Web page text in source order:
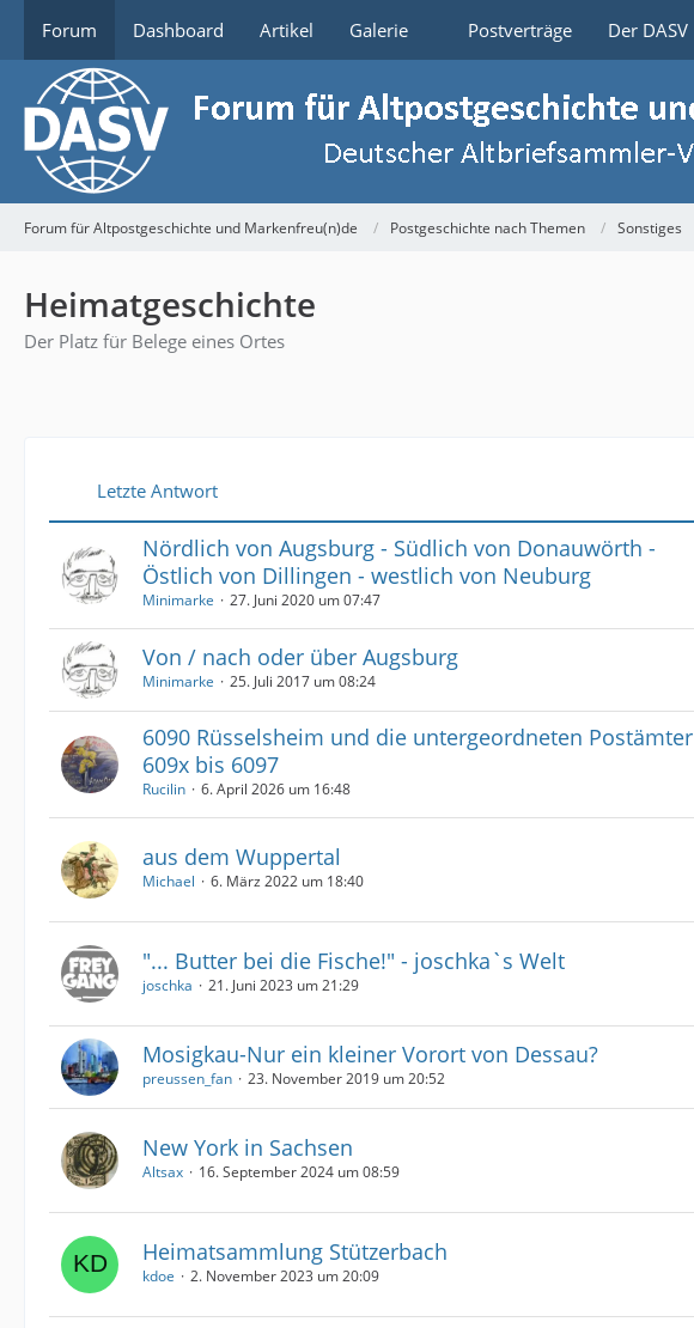
Forum Dashboard Artikel Galerie Postverträge Der DASV
Forum für Altpostgeschichte und Markenfreu(n)de Postgeschichte nach Themen Sonstiges
Heimatgeschichte
Der Platz für Belege eines Ortes
Letzte Antwort
Nördlich von Augsburg - Südlich von Donauwörth -
Östlich von Dillingen - westlich von Neuburg
Minimarke 27. Juni 2020 um 07:47
Von / nach oder über Augsburg
Minimarke 25. Juli 2017 um 08:24
6090 Rüsselsheim und die untergeordneten Postämter
609x bis 6097
Rucilin 6. April 2026 um 16:48
aus dem Wuppertal
Michael 6. März 2022 um 18:40
"... Butter bei die Fische!" - joschka`s Welt
joschka 21. Juni 2023 um 21:29
Mosigkau-Nur ein kleiner Vorort von Dessau?
preussen_fan 23. November 2019 um 20:52
New York in Sachsen
Altsax 16. September 2024 um 08:59
Heimatsammlung Stützerbach
kdoe 2. November 2023 um 20:09